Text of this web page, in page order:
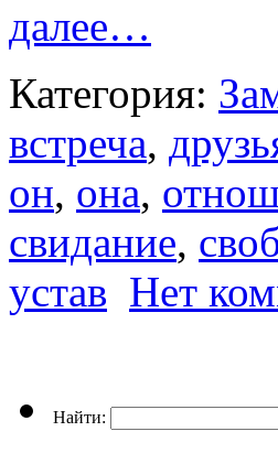
далее…
Категория:
встреча,
он, она,
свидание,
устав Нет
Найти: